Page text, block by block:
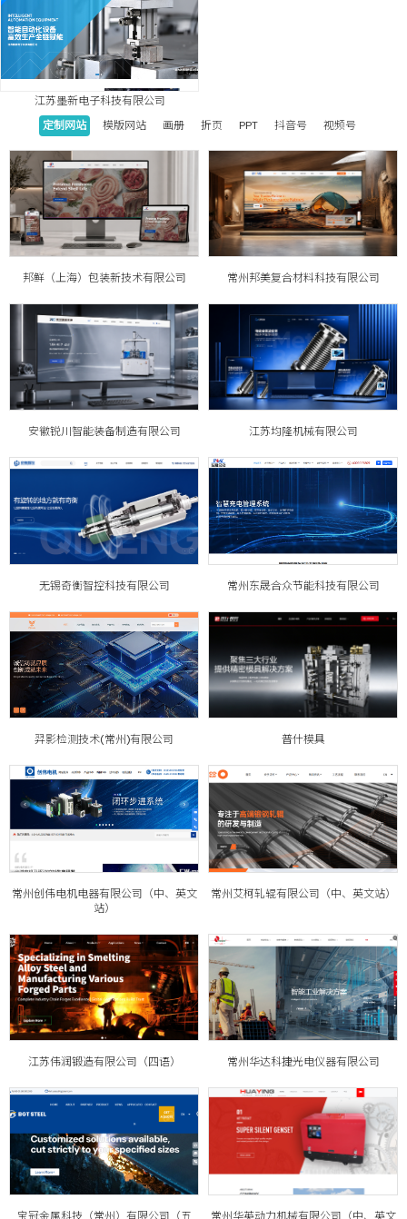
江苏墨新电子科技有限公司
定制网站
模版网站 画册 折页 PPT 抖音号 视频号
邦鲜（上海）包装新技术有限公司 常州邦美复合材料科技有限公司
安徽锐川智能装备制造有限公司 江苏均隆机械有限公司
无锡奇衡智控科技有限公司 常州东晟合众节能科技有限公司
羿影检测技术(常州)有限公司 普什模具
常州创伟电机电器有限公司（中、英文
站）
常州艾柯轧辊有限公司（中、英文站）
江苏伟润锻造有限公司（四语） 常州华达科捷光电仪器有限公司
宝冠金属科技（常州）有限公司（五
常州华英动力机械有限公司（中、英文